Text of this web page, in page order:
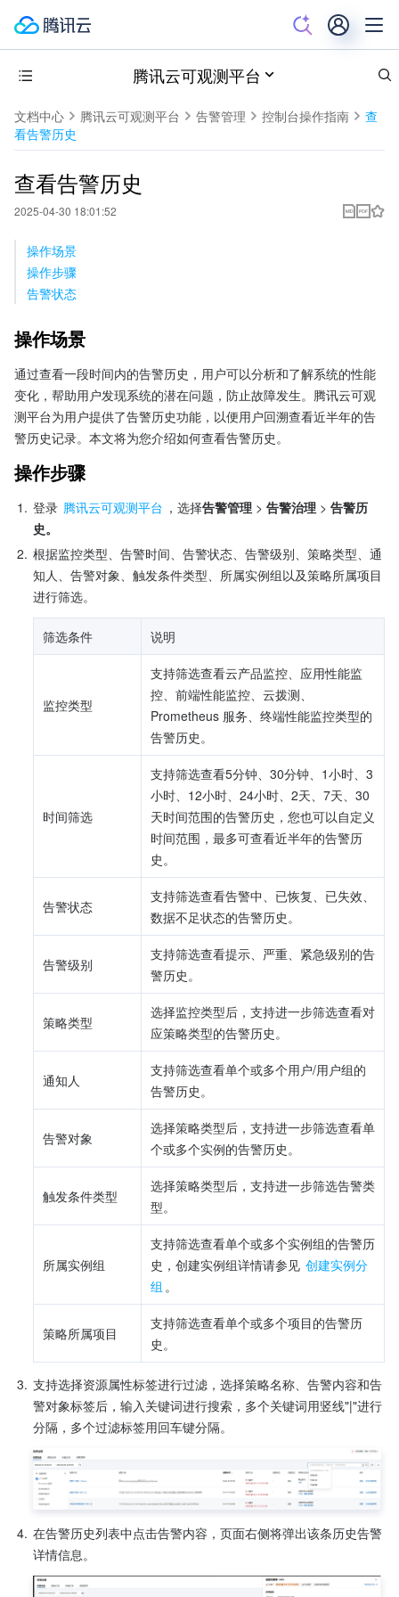
腾讯云可观测平台
文档中心 腾讯云可观测平台 告警管理 控制台操作指南
查
看告警历史
查看告警历史
2025-04-30 18:01:52
操作场景
操作步骤
告警状态
操作场景
通过查看一段时间内的告警历史，用户可以分析和了解系统的性能
变化，帮助用户发现系统的潜在问题，防止故障发生。腾讯云可观
测平台为用户提供了告警历史功能，以便用户回溯查看近半年的告
警历史记录。本文将为您介绍如何查看告警历史。
操作步骤
1. 登录 腾讯云可观测平台 ，选择告警管理 > 告警治理 > 告警历
史。
2. 根据监控类型、告警时间、告警状态、告警级别、策略类型、通
知人、告警对象、触发条件类型、所属实例组以及策略所属项目
进行筛选。
筛选条件 说明
监控类型
支持筛选查看云产品监控、应用性能监
控、前端性能监控、云拨测、
Prometheus 服务、终端性能监控类型的
告警历史。
时间筛选
支持筛选查看5分钟、30分钟、1小时、3
小时、12小时、24小时、2天、7天、30
天时间范围的告警历史，您也可以自定义
时间范围，最多可查看近半年的告警历
史。
告警状态
支持筛选查看告警中、已恢复、已失效、
数据不足状态的告警历史。
告警级别
支持筛选查看提示、严重、紧急级别的告
警历史。
策略类型
选择监控类型后，支持进一步筛选查看对
应策略类型的告警历史。
通知人
支持筛选查看单个或多个用户/用户组的
告警历史。
告警对象
选择策略类型后，支持进一步筛选查看单
个或多个实例的告警历史。
触发条件类型
选择策略类型后，支持进一步筛选告警类
型。
所属实例组
支持筛选查看单个或多个实例组的告警历
史，创建实例组详情请参见 创建实例分
组 。
策略所属项目
支持筛选查看单个或多个项目的告警历
史。
3. 支持选择资源属性标签进行过滤，选择策略名称、告警内容和告
警对象标签后，输入关键词进行搜索，多个关键词用竖线"|"进行
分隔，多个过滤标签用回车键分隔。
4. 在告警历史列表中点击告警内容，页面右侧将弹出该条历史告警
详情信息。